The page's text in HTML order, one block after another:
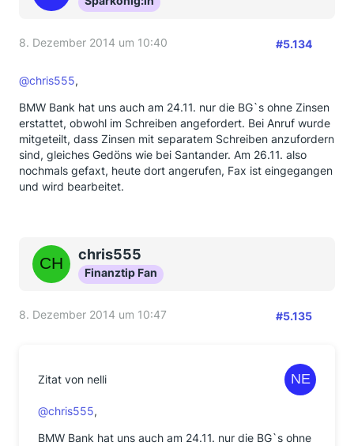
8. Dezember 2014 um 10:40 #5.134
@chris555,
BMW Bank hat uns auch am 24.11. nur die BG`s ohne Zinsen
erstattet, obwohl im Schreiben angefordert. Bei Anruf wurde
mitgeteilt, dass Zinsen mit separatem Schreiben anzufordern
sind, gleiches Gedöns wie bei Santander. Am 26.11. also
nochmals gefaxt, heute dort angerufen, Fax ist eingegangen
und wird bearbeitet.
chris555
Finanztip Fan
8. Dezember 2014 um 10:47 #5.135
Zitat von nelli
@chris555,
BMW Bank hat uns auch am 24.11. nur die BG`s ohne